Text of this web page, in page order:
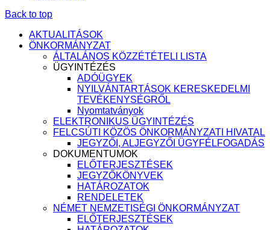
Back to top
AKTUALITÁSOK
ÖNKORMÁNYZAT
ÁLTALÁNOS KÖZZÉTÉTELI LISTA
ÜGYINTÉZÉS
ADÓÜGYEK
NYILVÁNTARTÁSOK KERESKEDELMI
TEVÉKENYSÉGRŐL
Nyomtatványok
ELEKTRONIKUS ÜGYINTÉZÉS
FELCSÚTI KÖZÖS ÖNKORMÁNYZATI HIVATAL
JEGYZŐI, ALJEGYZŐI ÜGYFÉLFOGADÁS
DOKUMENTUMOK
ELŐTERJESZTÉSEK
JEGYZŐKÖNYVEK
HATÁROZATOK
RENDELETEK
NÉMET NEMZETISÉGI ÖNKORMÁNYZAT
ELŐTERJESZTÉSEK